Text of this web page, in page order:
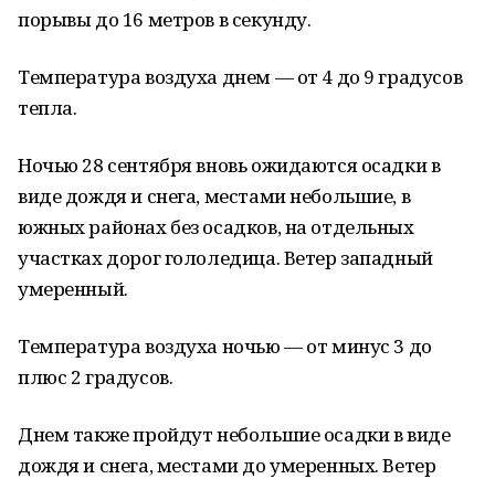
порывы до 16 метров в секунду.
Температура воздуха днем — от 4 до 9 градусов
тепла.
Ночью 28 сентября вновь ожидаются осадки в
виде дождя и снега, местами небольшие, в
южных районах без осадков, на отдельных
участках дорог гололедица. Ветер западный
умеренный.
Температура воздуха ночью — от минус 3 до
плюс 2 градусов.
Днем также пройдут небольшие осадки в виде
дождя и снега, местами до умеренных. Ветер